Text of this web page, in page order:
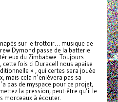
sur le trottoir… musique de
Dymond passe de la batterie
du Zimbabwe. Toujours
cette fois ci Duracell nous apaise
» , qui certes sera jouée
mais cela n’enlèvera pas sa
pas de myspace pour ce projet,
la pression, peut-être qu’il le
morceaux à écouter.